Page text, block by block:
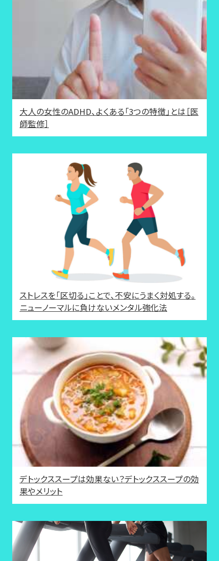
大人の女性のADHD、よくある「3つの特徴」とは［医
師監修］
ストレスを「区切る」ことで、不安にうまく対処する。
ニューノーマルに負けないメンタル強化法
デトックススープは効果ない？デトックススープの効
果やメリット